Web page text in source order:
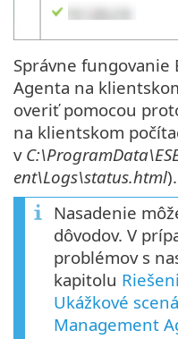
Správne fungovanie
Agenta na
overiť pomocou
na klientskom
v
ent\Logs\status.html).
Nasadenie
dôvodov. V
problémov s
kapitolu
Ukážkové
Management